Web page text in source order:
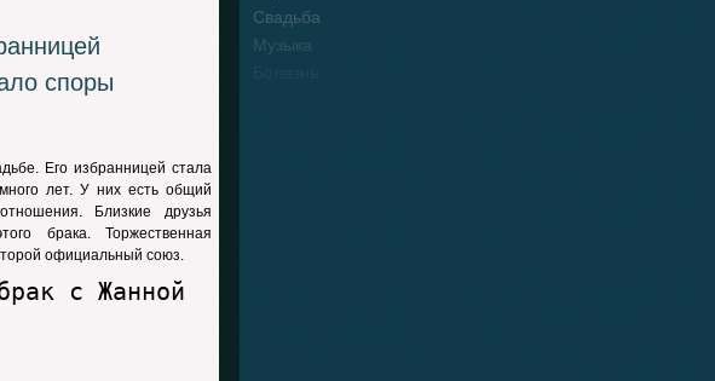
Свадьба
Музыка
споры
Его избранницей стала
лет. У них есть общий
Близкие друзья
брака. Торжественная
официальный союз.
с Жанной